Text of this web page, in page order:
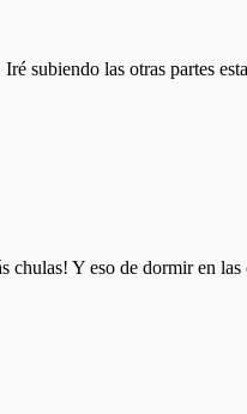
subiendo las otras partes
chulas! Y eso de dormir en